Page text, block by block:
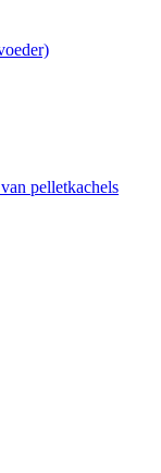
pelletkachels